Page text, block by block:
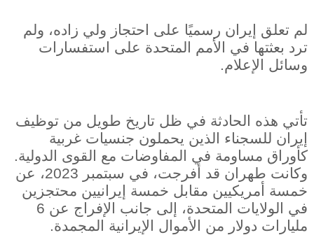
لم تعلق إيران رسميًا على احتجاز ولي زاده، ولم
ترد بعثتها في الأمم المتحدة على استفسارات
وسائل الإعلام.
تأتي هذه الحادثة في ظل تاريخ طويل من توظيف
إيران للسجناء الذين يحملون جنسيات غربية
كأوراق مساومة في المفاوضات مع القوى الدولية.
وكانت طهران قد أفرجت، في سبتمبر 2023، عن
خمسة أمريكيين مقابل خمسة إيرانيين محتجزين
في الولايات المتحدة، إلى جانب الإفراج عن 6
مليارات دولار من الأموال الإيرانية المجمدة.